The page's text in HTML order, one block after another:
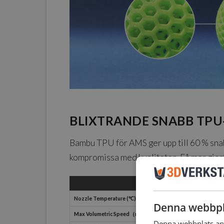
BLIXTRANDE SNABB
Bambu TPU för AMS ger upp till 60 %
kompromissa med kvaliteten. Få mer
Nozzle Temperature (℃)
Max Volumetric Speed（mm³/s Denna